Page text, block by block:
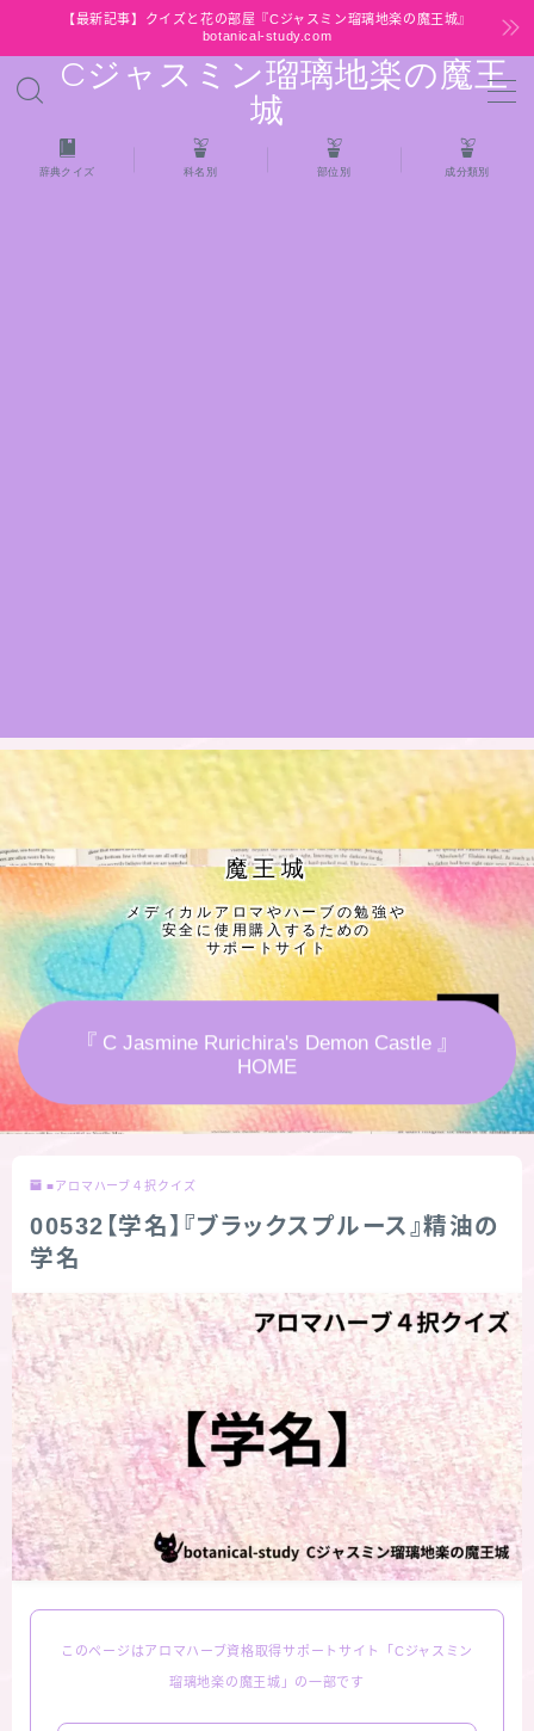
【最新記事】クイズと花の部屋『Cジャスミン瑠璃地楽の魔王城』
botanical-study.com
Cジャスミン瑠璃地楽の魔王
城
MENU
HOME
公式ウェブサイト『Botanical Study』
Cジャスミン瑠璃地楽の主な活動先リンク集
プロフィール
アロマハーブアンケート
おすすめ商品＆レビュー
★スペシャルアロマハーブ４択クイズ (kindle出
お問い合わせ
サイトマップ
辞典クイズ 科名別 部位別 成分類別
魔王城
メディカルアロマやハーブの勉強や
安全に使用購入するための
サポートサイト
『 C Jasmine Rurichira's Demon Castle 』
HOME
■アロマハーブ４択クイズ
00532【学名】『ブラックスプルース』精油の
学名
このページはアロマハーブ資格取得サポートサイト「Cジャスミン
瑠璃地楽の魔王城」の一部です